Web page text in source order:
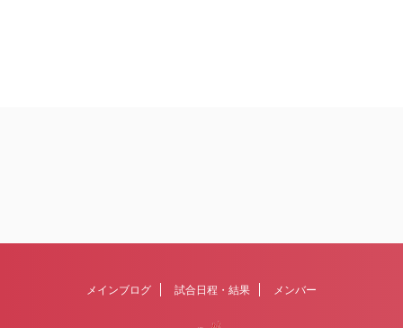
メインブログ 試合日程・結果 メンバー